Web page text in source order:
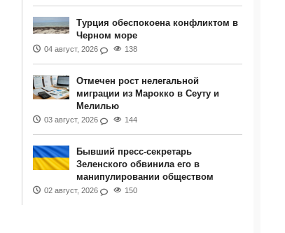
Турция обеспокоена конфликтом в
Черном море
04 август, 2026 138
Отмечен рост нелегальной
миграции из Марокко в Сеуту и
Мелилью
03 август, 2026 144
Бывший пресс-секретарь
Зеленского обвинила его в
манипулировании обществом
02 август, 2026 150